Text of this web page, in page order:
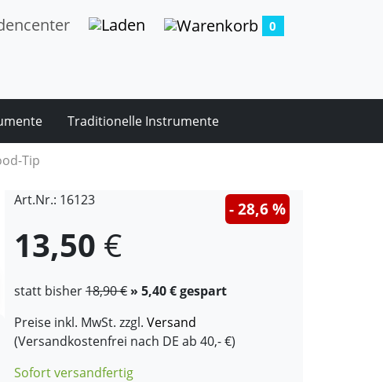
0
Traditionelle Instrumente
Tip
Art.Nr.: 16123
13,50 €
statt bisher18,90 € » 5,40 € gespart
- 28,6 %
Preise inkl. MwSt. zzgl. Versand
(Versandkostenfrei nach DE ab 40,- €)
Sofort versandfertig